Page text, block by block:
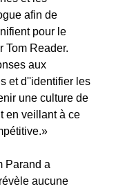
afin de
pour le
Tom Reader.
aux
et d''identifier les
une culture de
en veillant à ce
Parand a
aucune